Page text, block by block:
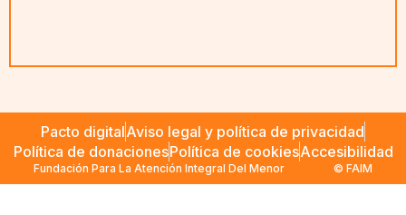
Pacto digitalAviso legal y política de privacidad
Política de donacionesPolítica de cookiesAccesibilidad
Fundación Para La Atención Integral Del Menor © FAIM